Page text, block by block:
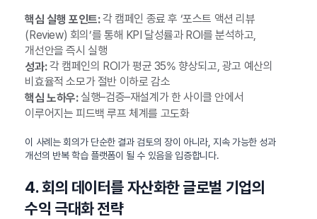
핵심 실행 포인트:각 캠페인 종료 후 ‘포스트 액션 리뷰
(Review) 회의’를 통해 KPI 달성률과 ROI를 분석하고,
개선안을 즉시 실행
성과:각 캠페인의 ROI가 평균 35% 향상되고, 광고 예산의
비효율적 소모가 절반 이하로 감소
핵심 노하우:실행–검증–재설계가 한 사이클 안에서
이루어지는 피드백 루프 체계를 고도화
이 사례는 회의가 단순한 결과 검토의 장이 아니라, 지속 가능한 성과
개선의 반복 학습 플랫폼이 될 수 있음을 입증합니다.
4. 회의 데이터를 자산화한 글로벌 기업의
수익 극대화 전략